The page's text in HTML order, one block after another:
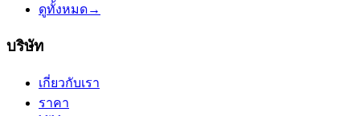
ดูทั้งหมด→
บริษัท
เกี่ยวกับเรา
ราคา